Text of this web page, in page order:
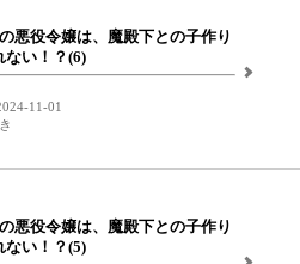
悪役令嬢は、魔殿下との子作り
ない！？(6)
11-01
悪役令嬢は、魔殿下との子作り
ない！？(5)